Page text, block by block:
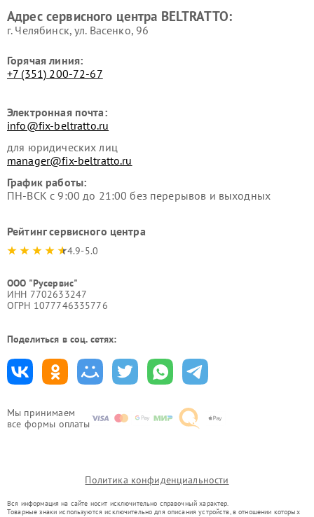
Мы принимаем
все формы оплаты
Адрес сервисного центра BELTRATTO:
г. Челябинск, ул. Васенко, 96
Горячая линия:
+7 (351) 200-72-67
Электронная почта:
info@fix-beltratto.ru
для юридических лиц
manager@fix-beltratto.ru
График работы:
ПН-ВСК с 9:00 до 21:00 без перерывов и выходных
Рейтинг сервисного центра
4.9-5.0
ООО "Русервис"
ИНН 7702633247
ОГРН 1077746335776
Поделиться в соц. сетях:
Политика конфиденциальности
Вся информация на сайте носит исключительно справочный характер.
Товарные знаки используются исключительно для описания устройств, в отношении которых